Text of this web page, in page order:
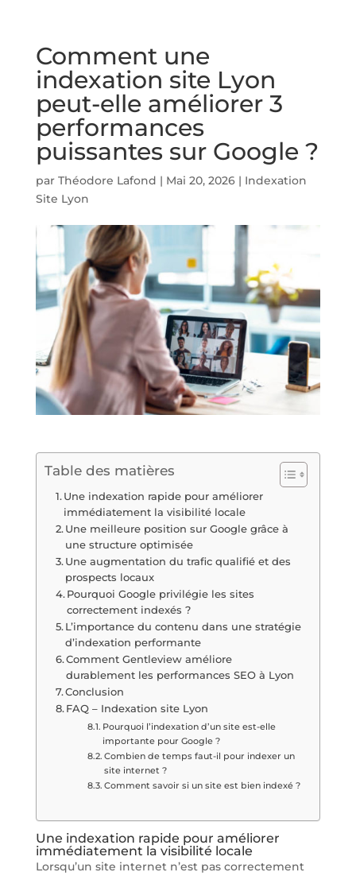
Comment une
indexation site Lyon
peut-elle améliorer 3
performances
puissantes sur Google ?
par Théodore Lafond | Mai 20, 2026| Indexation
Site Lyon
Table des matières
Une indexation rapide pour améliorer
immédiatement la visibilité locale
Une meilleure position sur Google grâce à
une structure optimisée
Une augmentation du trafic qualifié et des
prospects locaux
Pourquoi Google privilégie les sites
correctement indexés ?
L’importance du contenu dans une stratégie
d’indexation performante
Comment Gentleview améliore
durablement les performances SEO à Lyon
Conclusion
FAQ – Indexation site Lyon
Pourquoi l’indexation d’un site est-elle
importante pour Google ?
Combien de temps faut-il pour indexer un
site internet ?
Comment savoir si un site est bien indexé ?
Une indexation rapide pour améliorer
immédiatement la visibilité locale
Lorsqu’un site internet n’est pas correctement